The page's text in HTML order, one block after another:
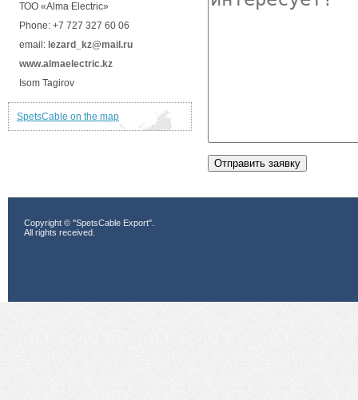
ТОО «Alma Electric»
Phone: +7 727 327 60 06
email: lezard_kz@mail.ru
www.almaelectric.kz
Isom Tagirov
SpetsCable on the map
Copyright © "SpetsCable Export".
All rights received.